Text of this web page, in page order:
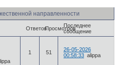
направленности
ОтветовПросмотровПоследнее
сообщение
1 51
26-05-2026
00:58:33 alippa